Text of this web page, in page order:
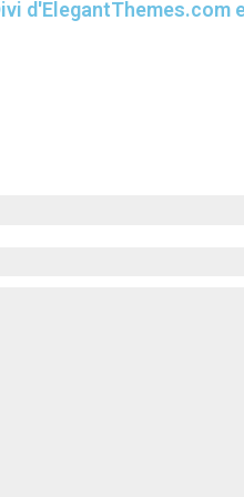
d'ElegantThemes.com